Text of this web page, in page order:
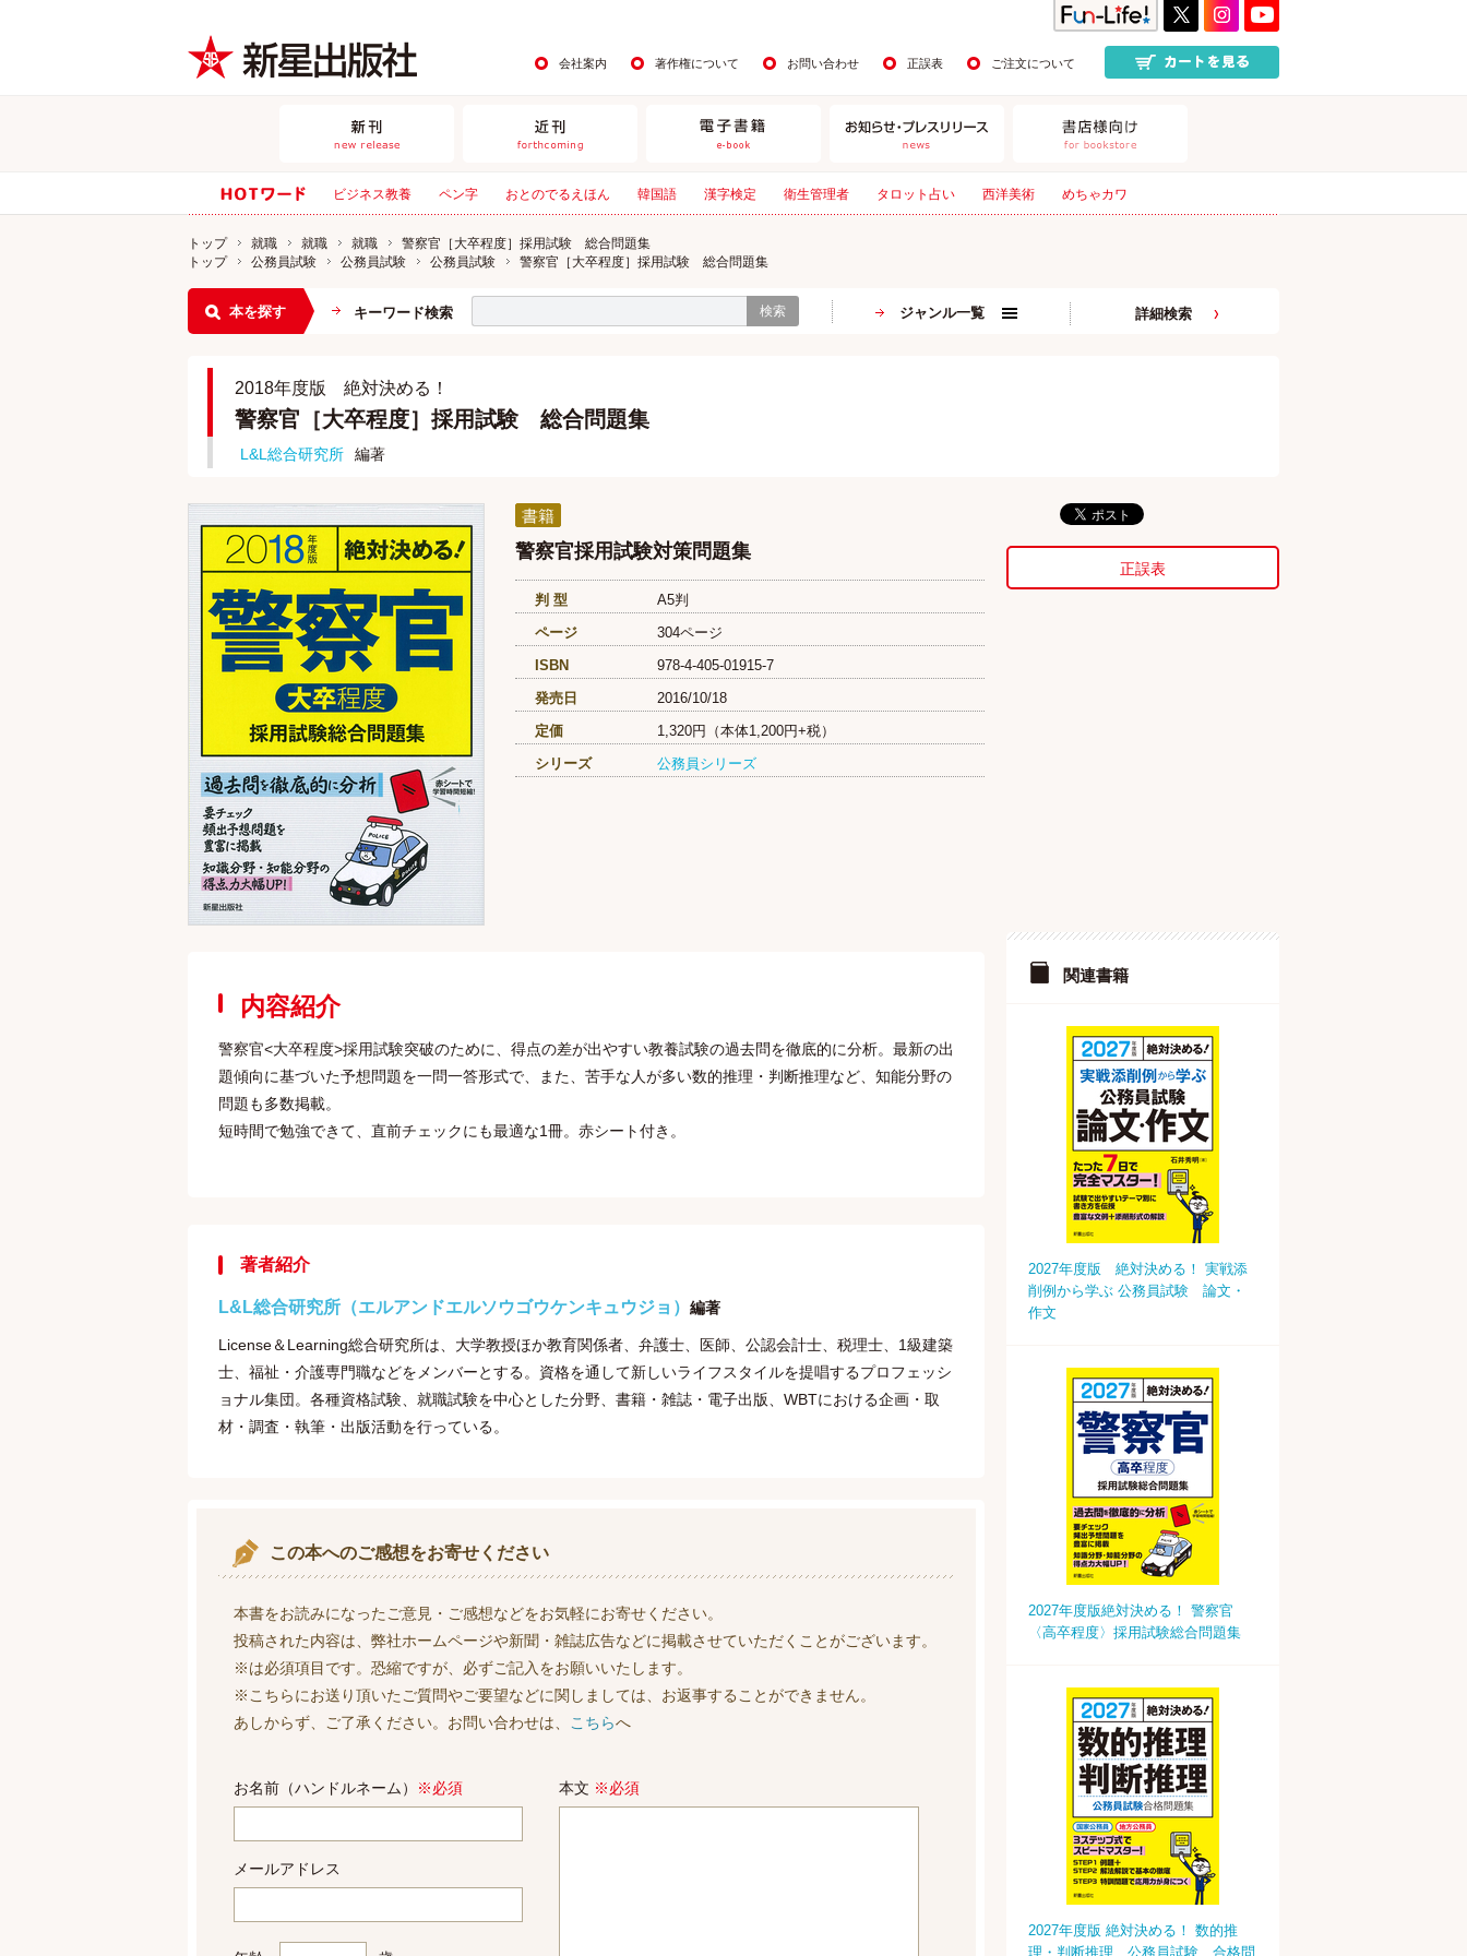
会社案内 著作権について お問い合わせ 正誤表 ご注文について
ビジネス教養 ペン字 おとのでるえほん 韓国語 漢字検定 衛生管理者 タロット占い 西洋美術 めちゃカワ
トップ 就職 就職 就職
警察官［大卒程度］採用試験 総合問題集
トップ
公務員試験 公務員試験 公務員試験 警察官［大卒程度］採用試験 総合問題集
本を探す キーワード検索 検索 ジャンル一覧 詳細検索
2018年度版 絶対決める！
警察官［大卒程度］採用試験 総合問題集
L&L総合研究所 編著
書籍
警察官採用試験対策問題集
判 型
A5判
ページ
304ページ
ISBN
978-4-405-01915-7
発売日
2016/10/18
定価
1,320円（本体1,200円+税）
シリーズ
公務員シリーズ
内容紹介
警察官<大卒程度>採用試験突破のために、得点の差が出やすい教養試験の過去問を徹底的に分析。最新の出
題傾向に基づいた予想問題を一問一答形式で、また、苦手な人が多い数的推理・判断推理など、知能分野の
問題も多数掲載。
短時間で勉強できて、直前チェックにも最適な1冊。赤シート付き。
著者紹介
L&L総合研究所（エルアンドエルソウゴウケンキュウジョ） 編著
License＆Learning総合研究所は、大学教授ほか教育関係者、弁護士、医師、公認会計士、税理士、1級建築
士、福祉・介護専門職などをメンバーとする。資格を通して新しいライフスタイルを提唱するプロフェッシ
ョナル集団。各種資格試験、就職試験を中心とした分野、書籍・雑誌・電子出版、WBTにおける企画・取
材・調査・執筆・出版活動を行っている。
この本へのご感想をお寄せください
本書をお読みになったご意見・ご感想などをお気軽にお寄せください。
投稿された内容は、弊社ホームページや新聞・雑誌広告などに掲載させていただくことがございます。
※は必須項目です。恐縮ですが、必ずご記入をお願いいたします。
※こちらにお送り頂いたご質問やご要望などに関しましては、お返事することができません。
あしからず、ご了承ください。お問い合わせは、
こちらへ
お名前（ハンドルネーム） ※必須
メールアドレス
本文 ※必須
正誤表
関連書籍
2027年度版 絶対決める！ 実戦添
削例から学ぶ 公務員試験 論文・
作文
2027年度版絶対決める！ 警察官
〈高卒程度〉採用試験総合問題集
2027年度版 絶対決める！ 数的推
理・判断推理 公務員試験 合格問